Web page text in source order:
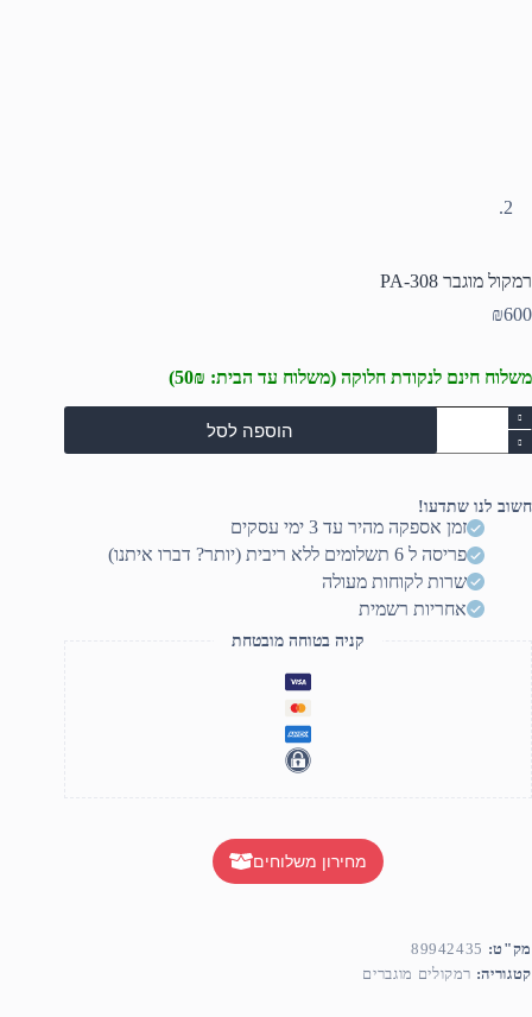
רמקול מוגבר PA-308
₪600
משלוח חינם לנקודת חלוקה (משלוח עד הבית: 50₪)
כמות
של
רמקול
308
הוספה לסל
חשוב לנו שתדעו!
זמן אספקה מהיר עד 3 ימי עסקים
פריסה ל 6 תשלומים ללא ריבית (יותר? דברו איתנו)
שרות לקוחות מעולה
אחריות רשמית
קניה בטוחה מובטחת
מחירון משלוחים
מק"ט: 89942435
קטגוריה: רמקולים מוגברים